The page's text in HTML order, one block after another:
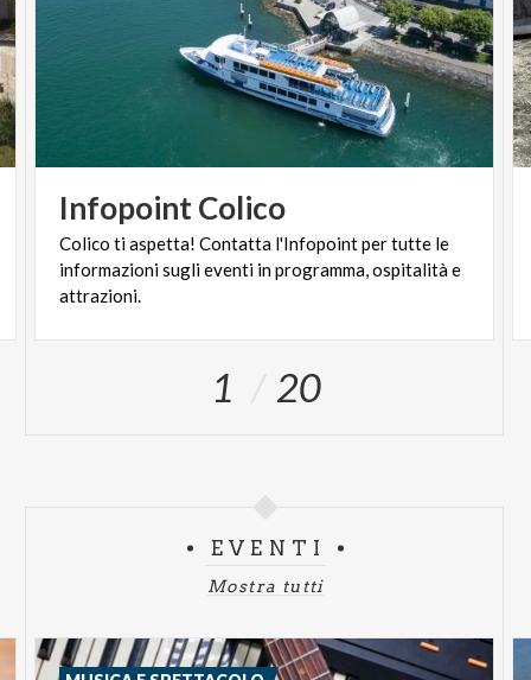
InfopointColico
Colico ti aspetta! Contatta l'Infopoint per tutte le
informazioni sugli eventi in programma, ospitalità e
attrazioni.
1 20
EVENTI
Mostra tutti